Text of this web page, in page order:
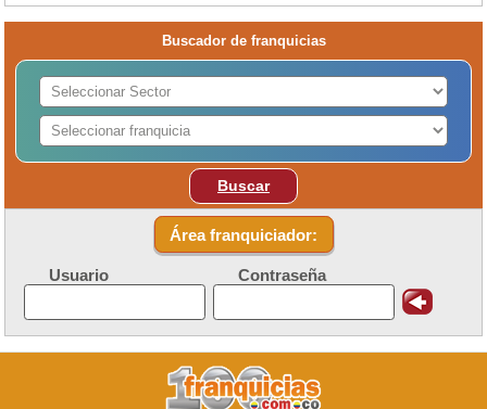
Buscador de franquicias
Buscar
Área franquiciador:
Usuario Contraseña